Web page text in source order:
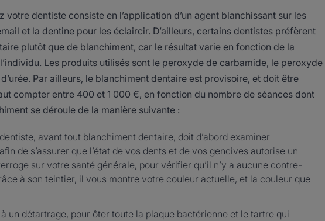
votre dentiste consiste en l’application d’un agent blanchissant sur les
et la dentine pour les éclaircir. D’ailleurs, certains dentistes préfèrent
plutôt que de blanchiment, car le résultat varie en fonction de la
Les produits utilisés sont le peroxyde de carbamide, le peroxyde
Par ailleurs, le blanchiment dentaire est provisoire, et doit être
compter entre 400 et 1 000 €, en fonction du nombre de séances dont
se déroule de la manière suivante :
avant tout blanchiment dentaire, doit d’abord examiner
de s’assurer que l’état de vos dents et de vos gencives autorise un
sur votre santé générale, pour vérifier qu’il n’y a aucune contre-
à son teintier, il vous montre votre couleur actuelle, et la couleur que
un détartrage, pour ôter toute la plaque bactérienne et le tartre qui